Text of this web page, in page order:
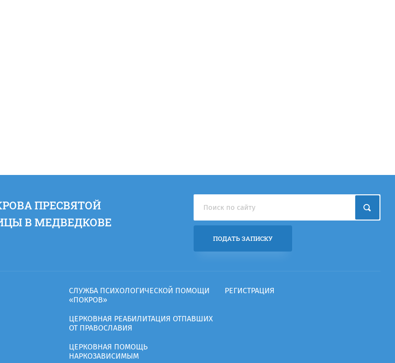
ПРЕСВЯТОЙ
В МЕДВЕДКОВЕ
ПОДАТЬ ЗАПИСКУ
CЛУЖБА ПСИХОЛОГИЧЕСКОЙ ПОМОЩИ
«ПОКРОВ»
ЦЕРКОВНАЯ РЕАБИЛИТАЦИЯ ОТПАВШИХ
ОТ ПРАВОСЛАВИЯ
ЦЕРКОВНАЯ ПОМОЩЬ
НАРКОЗАВИСИМЫМ
РЕГИСТРАЦИЯ